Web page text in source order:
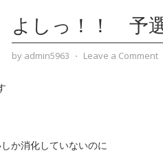
よしっ！！ 予
by admin5963 ⋅ Leave a Comment
か消化していないのに